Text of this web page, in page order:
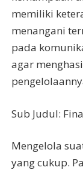
memiliki
menangani
pada
agar
Sub Judul:
Mengelola
yang cukup.